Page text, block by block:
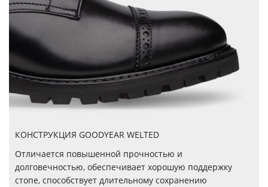
КОНСТРУКЦИЯ GOODYEAR WELTED
Отличается повышенной прочностью и
долговечностью, обеспечивает хорошую поддержку
стопе, способствует длительному сохранению